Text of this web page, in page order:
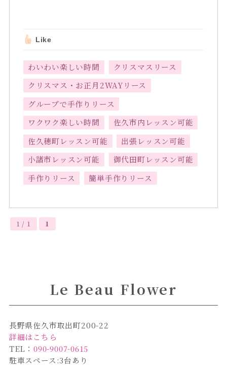
Like
わいわい楽しい時間
クリスマスリース
クリスマス・お正月2WAYリース
グループで手作りリース
ワクワク楽しい時間
佐久市内レッスン可能
佐久穂町レッスン可能
出張レッスン可能
小諸市レッスン可能
御代田町レッスン可能
手作りリース
簡単手作りリース
1 / 1 1
Le Beau Flower
長野県佐久市取出町200-22
詳細はこちら
TEL：090-9007-0615
駐車スペース:3台あり